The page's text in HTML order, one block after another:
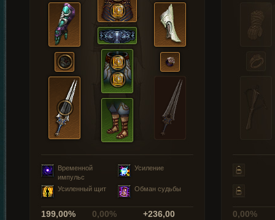
Временной
импульс
Усиление
Усиленный щит Обман судьбы
199,00% 0,00% +236,00 0,00%